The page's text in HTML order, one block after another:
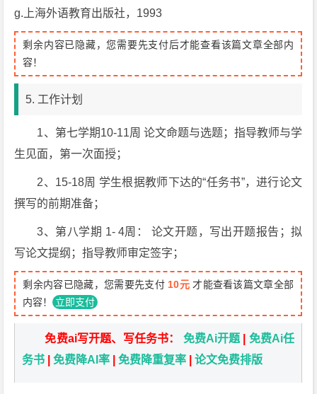
g.上海外语教育出版社，1993
剩余内容已隐藏，您需要先支付后才能查看该篇文章全部内
容！
5. 工作计划
1、第七学期10-11周 论文命题与选题；指导教师与学
生见面，第一次面授；
2、15-18周 学生根据教师下达的“任务书”，进行论文
撰写的前期准备；
3、第八学期 1- 4周： 论文开题，写出开题报告；拟
写论文提纲；指导教师审定签字；
剩余内容已隐藏，您需要先支付 10元才能查看该篇文章全部
内容！ 立即支付
免费ai写开题、写任务书： 免费Ai开题
免费Ai任
务书 |免费降AI率 |免费降重复率 |论文免费排版